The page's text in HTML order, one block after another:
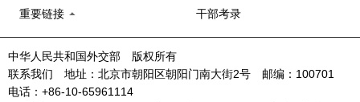
重要链接 干部考录
中华人民共和国外交部 版权所有
联系我们 地址：北京市朝阳区朝阳门南大街2号 邮编：100701
电话：+86-10-65961114